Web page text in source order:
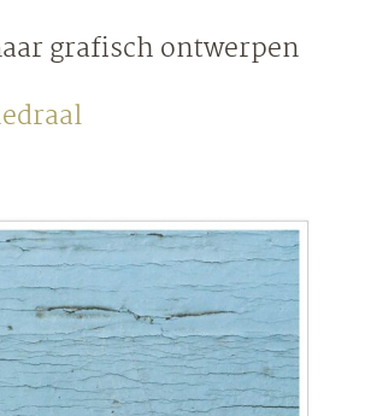
grafisch ontwerpen